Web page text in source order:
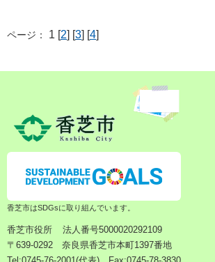
ページ： 1 [2] [3] [4]
香芝市はSDGsに取り組んでいます。
香芝市役所
法人番号5000020292109
〒639-0292 奈良県香芝市本町1397番地